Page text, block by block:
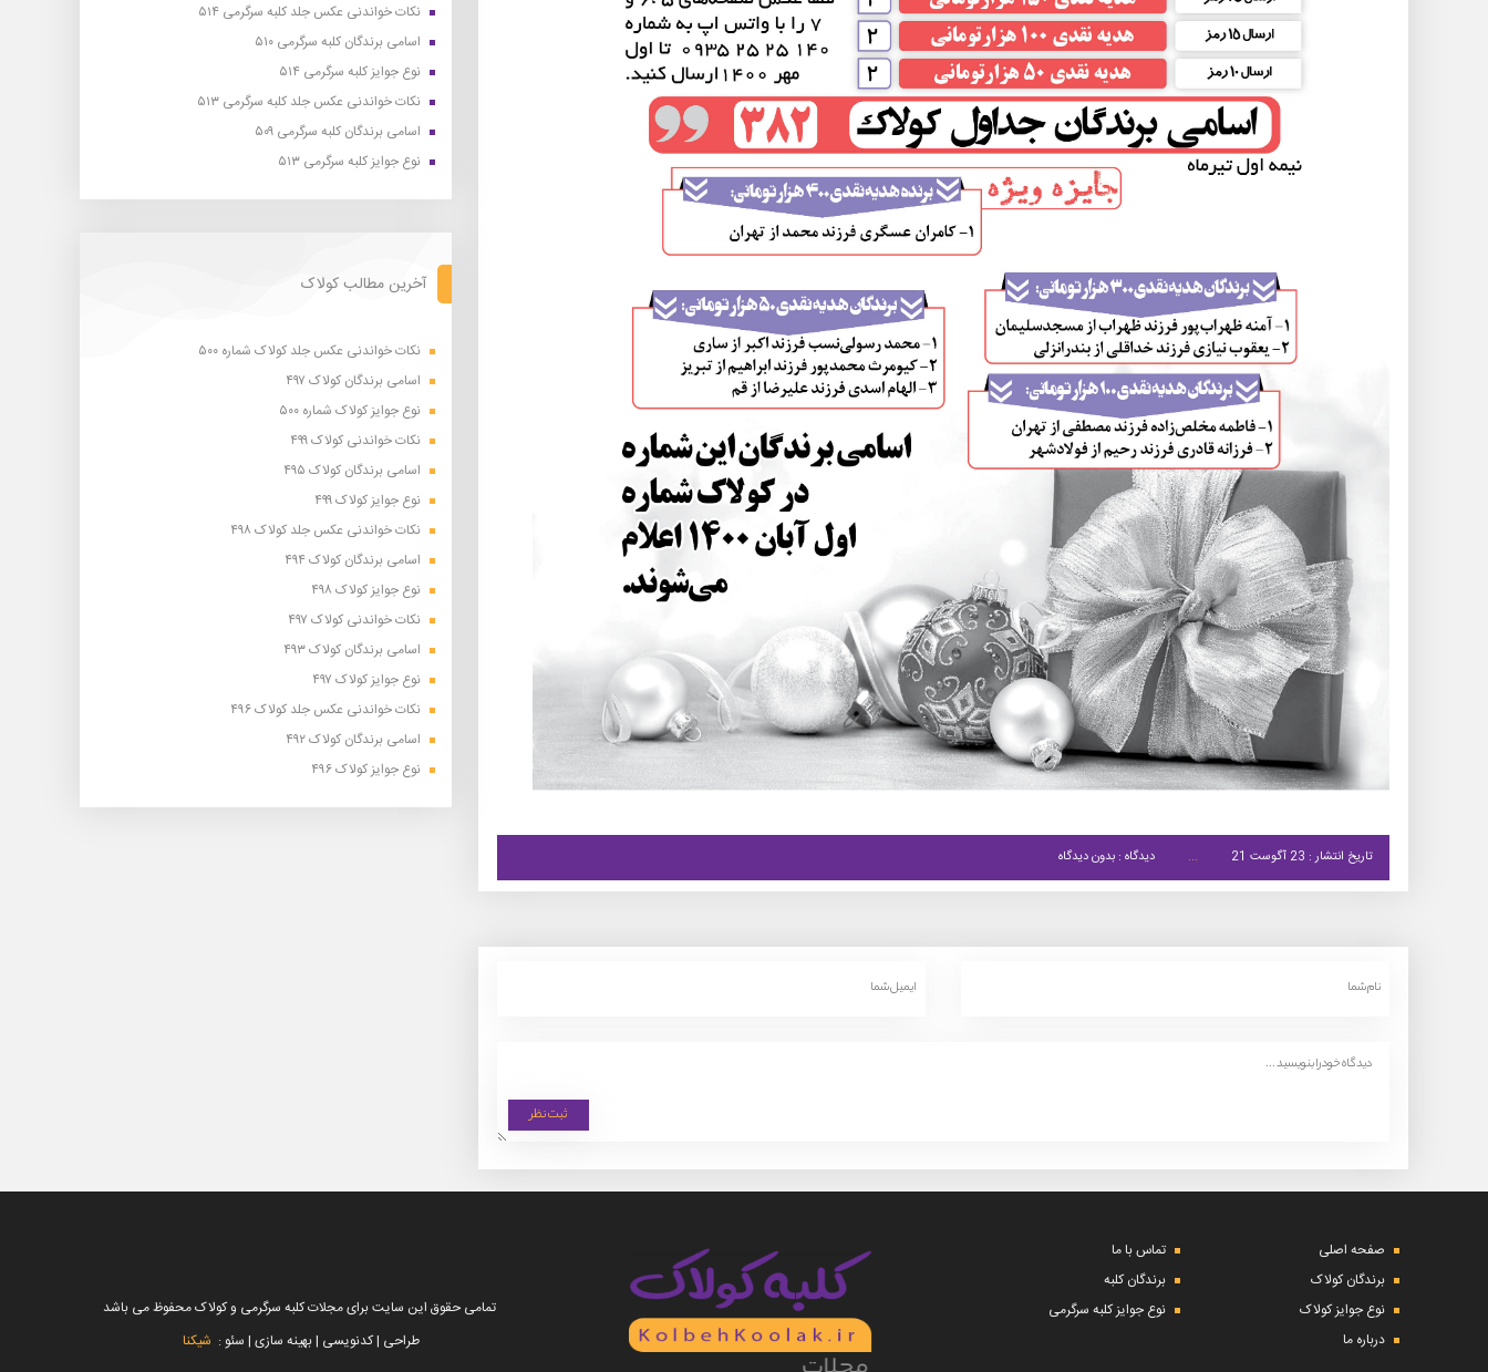
تاریخ انتشار : 23 آگوست 21 دیدگاه : بدون دیدگاه
نکات خواندنی عکس جلد کلبه سرگرمی ۵۱۴
اسامی برندگان کلبه سرگرمی ۵۱۰
نوع جوایز کلبه سرگرمی ۵۱۴
نکات خواندنی عکس جلد کلبه سرگرمی ۵۱۳
اسامی برندگان کلبه سرگرمی ۵۰۹
نوع جوایز کلبه سرگرمی ۵۱۳
آخرین مطالب کولاک
نکات خواندنی عکس جلد کولاک شماره ۵۰۰
اسامی برندگان کولاک ۴۹۷
نوع جوایز کولاک شماره ۵۰۰
نکات خواندنی کولاک ۴۹۹
اسامی برندگان کولاک ۴۹۵
نوع جوایز کولاک ۴۹۹
نکات خواندنی عکس جلد کولاک ۴۹۸
اسامی برندگان کولاک ۴۹۴
نوع جوایز کولاک ۴۹۸
نکات خواندنی کولاک ۴۹۷
اسامی برندگان کولاک ۴۹۳
نوع جوایز کولاک ۴۹۷
نکات خواندنی عکس جلد کولاک ۴۹۶
اسامی برندگان کولاک ۴۹۲
نوع جوایز کولاک ۴۹۶
صفحه اصلی
تماس با ما
برندگان کولاک
برندگان کلبه
نوع جوایز کولاک
نوع جوایز کلبه سرگرمی
درباره ما
تمامی حقوق این سایت برای مجلات کلبه سرگرمی و کولاک محفوظ می باشد
طراحی | کدنویسی | بهینه سازی | سئو : شیکنا